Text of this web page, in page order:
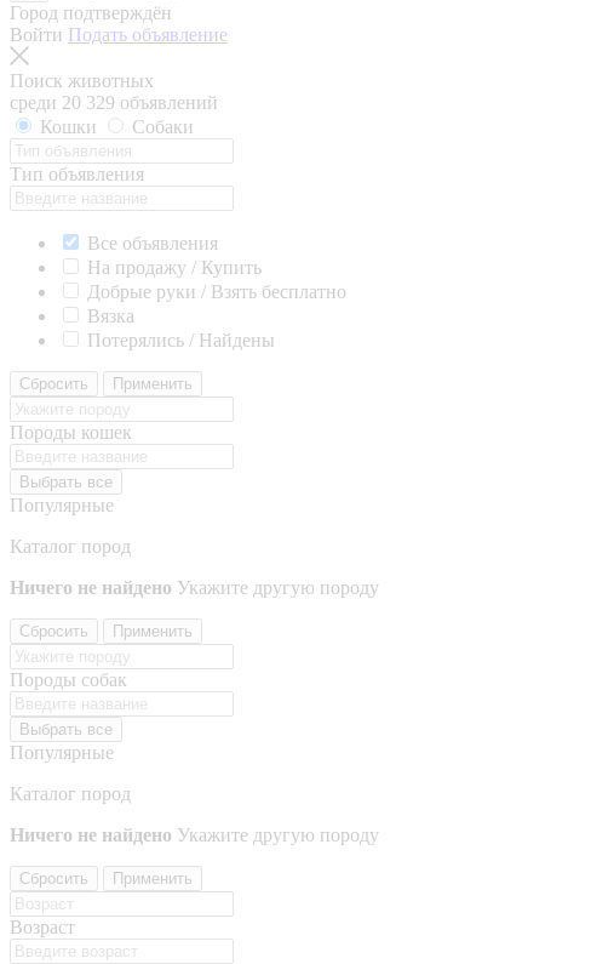
Город подтверждён
Войти Подать объявление
Поиск животных
среди 20 329 объявлений
Кошки
Собаки
Тип объявления
Все объявления
На продажу / Купить
Добрые руки / Взять бесплатно
Вязка
Потерялись / Найдены
Сбросить Применить
Породы кошек
Выбрать все
Популярные
Каталог пород
Ничего не найдено Укажите другую породу
Сбросить Применить
Породы собак
Выбрать все
Популярные
Каталог пород
Ничего не найдено Укажите другую породу
Сбросить Применить
Возраст